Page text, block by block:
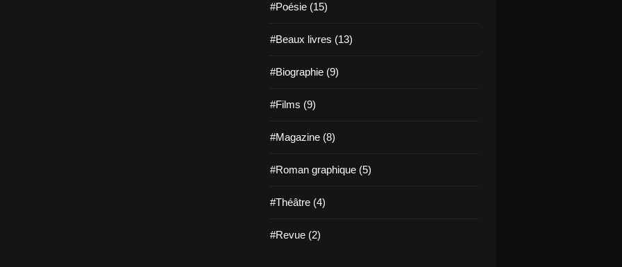
#Poésie (15)
#Beaux livres (13)
#Biographie (9)
#Films (9)
#Magazine (8)
#Roman graphique (5)
#Théâtre (4)
#Revue (2)